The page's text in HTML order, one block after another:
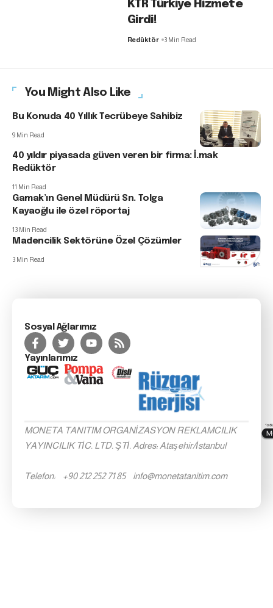
KTR Türkiye Hizmete
Girdi!
Redüktör 3 Min Read
You Might Also Like
Bu Konuda 40 Yıllık Tecrübeye Sahibiz
9 Min Read
40 yıldır piyasada güven veren bir firma: İ.mak
Redüktör
11 Min Read
Gamak’ın Genel Müdürü Sn. Tolga
Kayaoğlu ile özel röportaj
13 Min Read
Madencilik Sektörüne Özel Çözümler
3 Min Read
Sosyal Ağlarımız
Yayınlarımız
MONETA TANITIM ORGANİZASYON REKLAMCILIK
YAYINCILIK TİC. LTD. ŞTİ. Adres: Ataşehir/İstanbul
Telefon: +90 212 252 71 85 info@monetatanitim.com